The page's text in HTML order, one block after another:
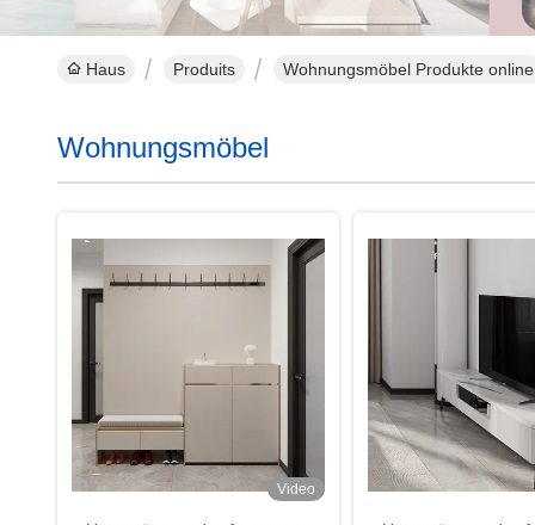
Haus Produits Wohnungsmöbel Produkte online
Wohnungsmöbel
Video